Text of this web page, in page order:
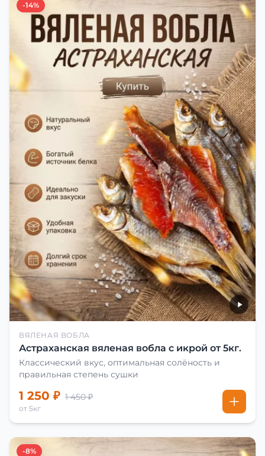
-14%
ВЯЛЕНАЯ ВОБЛА
Астраханская вяленая вобла с икрой от 5кг.
Классический вкус, оптимальная солёность и
правильная степень сушки
1 250 ₽ 1 450 ₽
от 5кг
-8%